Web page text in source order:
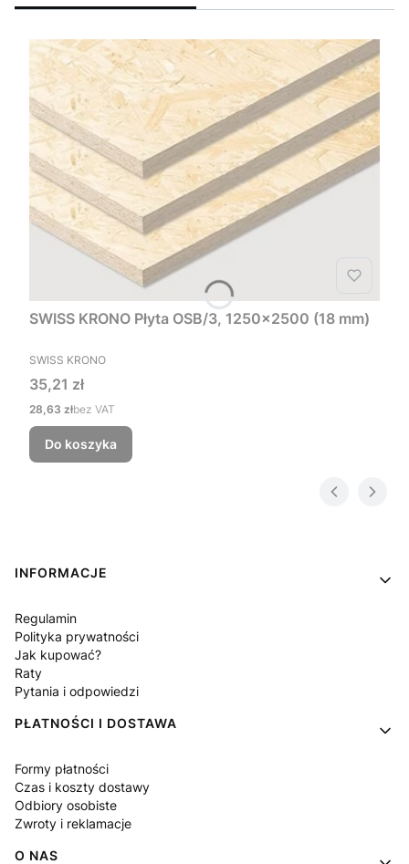
SWISS KRONO Płyta OSB/3, 1250x2500 (18 mm)
PRODUCENT
SWISS KRONO
Cena
35,21 zł
Cena
28,63 złbez VAT
Do koszyka
Linki w stopce
INFORMACJE
Regulamin
Polityka prywatności
Jak kupować?
Raty
Pytania i odpowiedzi
PŁATNOŚCI I DOSTAWA
Formy płatności
Czas i koszty dostawy
Odbiory osobiste
Zwroty i reklamacje
O NAS